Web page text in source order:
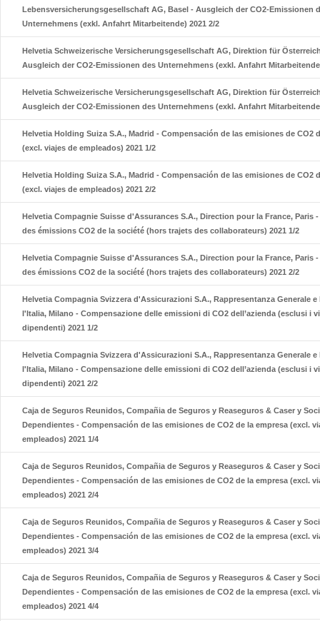
Lebensversicherungsgesellschaft AG, Basel - Ausgleich der CO2-Emissionen
Unternehmens (exkl. Anfahrt Mitarbeitende) 2021 2/2
Helvetia Schweizerische Versicherungsgesellschaft AG, Direktion für
Ausgleich der CO2-Emissionen des Unternehmens (exkl. Anfahrt
Helvetia Schweizerische Versicherungsgesellschaft AG, Direktion für
Ausgleich der CO2-Emissionen des Unternehmens (exkl. Anfahrt
Helvetia Holding Suiza S.A., Madrid - Compensación de las emisiones de CO2
(excl. viajes de empleados) 2021 1/2
Helvetia Holding Suiza S.A., Madrid - Compensación de las emisiones de CO2
(excl. viajes de empleados) 2021 2/2
Helvetia Compagnie Suisse d'Assurances S.A., Direction pour la France, Paris
des émissions CO2 de la société (hors trajets des collaborateurs) 2021 1/2
Helvetia Compagnie Suisse d'Assurances S.A., Direction pour la France, Paris
des émissions CO2 de la société (hors trajets des collaborateurs) 2021 2/2
Helvetia Compagnia Svizzera d'Assicurazioni S.A., Rappresentanza Generale e
l'Italia, Milano - Compensazione delle emissioni di CO2 dell’azienda (esclusi i
dipendenti) 2021 1/2
Helvetia Compagnia Svizzera d'Assicurazioni S.A., Rappresentanza Generale e
l'Italia, Milano - Compensazione delle emissioni di CO2 dell’azienda (esclusi i
dipendenti) 2021 2/2
Caja de Seguros Reunidos, Compañia de Seguros y Reaseguros & Caser y
Dependientes - Compensación de las emisiones de CO2 de la empresa (excl.
empleados) 2021 1/4
Caja de Seguros Reunidos, Compañia de Seguros y Reaseguros & Caser y
Dependientes - Compensación de las emisiones de CO2 de la empresa (excl.
empleados) 2021 2/4
Caja de Seguros Reunidos, Compañia de Seguros y Reaseguros & Caser y
Dependientes - Compensación de las emisiones de CO2 de la empresa (excl.
empleados) 2021 3/4
Caja de Seguros Reunidos, Compañia de Seguros y Reaseguros & Caser y
Dependientes - Compensación de las emisiones de CO2 de la empresa (excl.
empleados) 2021 4/4